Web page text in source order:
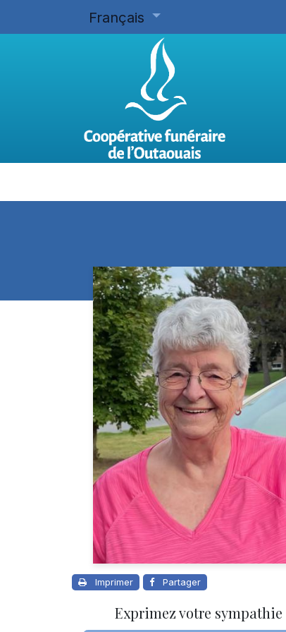
Français
Imprimer Partager
Exprimez votre sympathie